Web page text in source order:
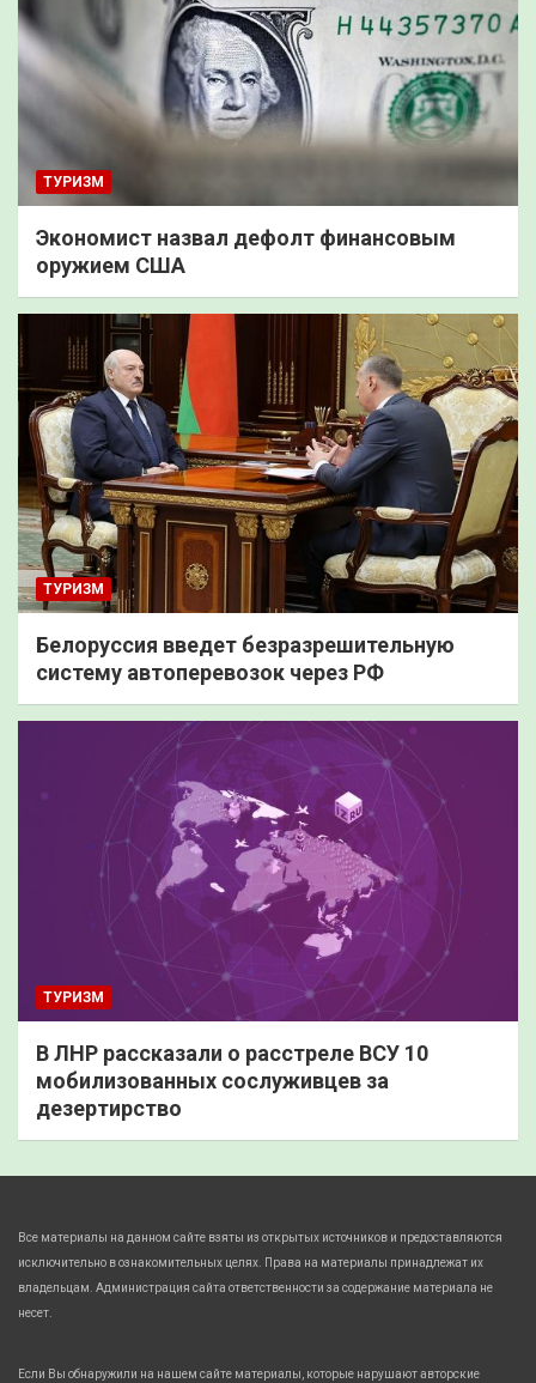
ТУРИЗМ
Экономист назвал дефолт финансовым
оружием США
ТУРИЗМ
Белоруссия введет безразрешительную
систему автоперевозок через РФ
ТУРИЗМ
В ЛНР рассказали о расстреле ВСУ 10
мобилизованных сослуживцев за
дезертирство
Все материалы на данном сайте взяты из открытых источников и предоставляются
исключительно в ознакомительных целях. Права на материалы принадлежат их
владельцам. Администрация сайта ответственности за содержание материала не
несет.
Если Вы обнаружили на нашем сайте материалы, которые нарушают авторские